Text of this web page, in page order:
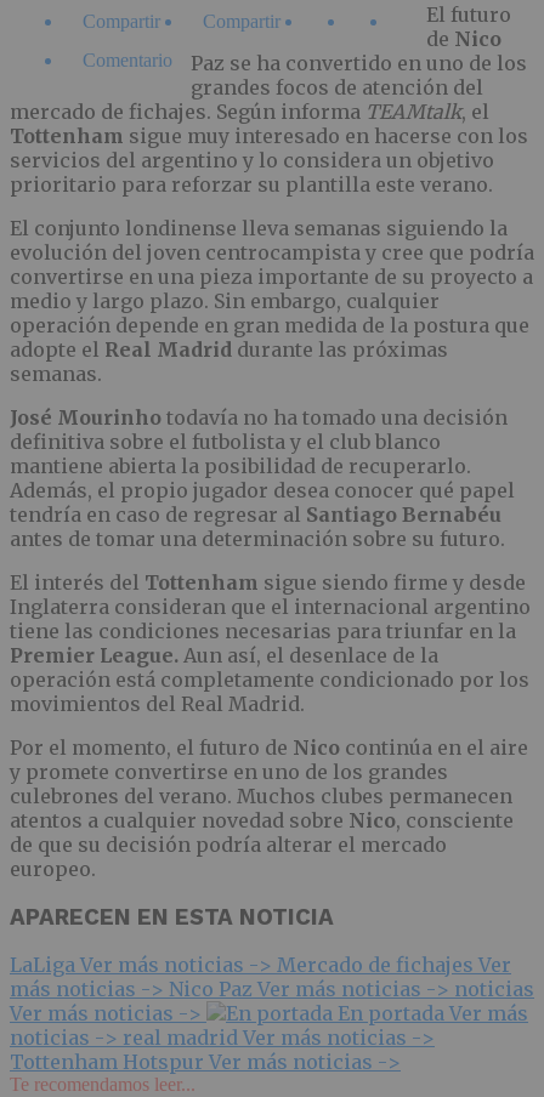
Compartir
Compartir
Comentario
El futuro
de Nico
Paz se ha convertido en uno de los
grandes focos de atención del
mercado de fichajes. Según informa TEAMtalk, el
Tottenham sigue muy interesado en hacerse con los
servicios del argentino y lo considera un objetivo
prioritario para reforzar su plantilla este verano.
El conjunto londinense lleva semanas siguiendo la
evolución del joven centrocampista y cree que podría
convertirse en una pieza importante de su proyecto a
medio y largo plazo. Sin embargo, cualquier
operación depende en gran medida de la postura que
adopte el Real Madrid durante las próximas
semanas.
José Mourinho todavía no ha tomado una decisión
definitiva sobre el futbolista y el club blanco
mantiene abierta la posibilidad de recuperarlo.
Además, el propio jugador desea conocer qué papel
tendría en caso de regresar al Santiago Bernabéu
antes de tomar una determinación sobre su futuro.
El interés del Tottenham sigue siendo firme y desde
Inglaterra consideran que el internacional argentino
tiene las condiciones necesarias para triunfar en la
Premier League. Aun así, el desenlace de la
operación está completamente condicionado por los
movimientos del Real Madrid.
Por el momento, el futuro de Nico continúa en el aire
y promete convertirse en uno de los grandes
culebrones del verano. Muchos clubes permanecen
atentos a cualquier novedad sobre Nico, consciente
de que su decisión podría alterar el mercado
europeo.
APARECEN EN ESTA NOTICIA
LaLiga Ver más noticias -> Mercado de fichajes Ver
más noticias -> Nico Paz Ver más noticias -> noticias
Ver más noticias ->
En portada Ver más
noticias -> real madrid Ver más noticias ->
Tottenham Hotspur Ver más noticias ->
Te recomendamos leer...